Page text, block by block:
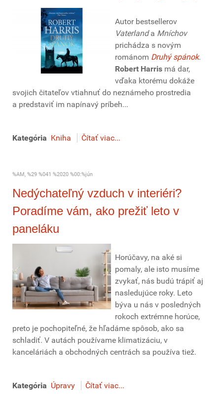
Autor bestsellerov
Vaterlanda Mníchov
prichádza s novým
románom Druhý spánok.
Robert Harris má dar,
vďaka ktorému dokáže
svojich čitateľov vtiahnuť do neznámeho prostredia
a predstaviť im napínavý príbeh...
Kategória Kniha Čítať viac...
%AM, %29 %041 %2020 %00:%jún
Nedýchateľný vzduch v interiéri?
Poradíme vám, ako prežiť leto v
paneláku
Horúčavy, na aké si
pomaly, ale isto musíme
zvykať, nás budú trápiť aj
nasledujúce roky. Leto
býva u nás v posledných
rokoch extrémne horúce,
preto je pochopiteľné, že hľadáme spôsob, ako sa
schladiť. V autách používame klimatizáciu, v
kanceláriách a obchodných centrách sa používa tiež.
Kategória Úpravy Čítať viac...